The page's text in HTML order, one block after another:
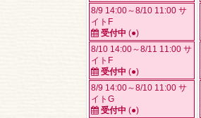
8/9 14:00～8/10 11:00 サ
イトF
受付中 (●)
8/10 14:00～8/11 11:00 サ
イトF
受付中 (●)
8/9 14:00～8/10 11:00 サ
イトG
受付中 (●)